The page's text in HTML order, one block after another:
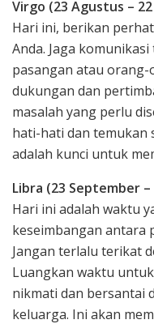
Virgo (23 Agustus –
Hari ini, berikan
Anda. Jaga
pasangan atau
dukungan dan
masalah yang perlu
hati-hati dan temukan
adalah kunci untuk
Libra (23 September
Hari ini adalah waktu
keseimbangan antara
Jangan terlalu terikat
Luangkan waktu
nikmati dan bersantai
keluarga. Ini akan